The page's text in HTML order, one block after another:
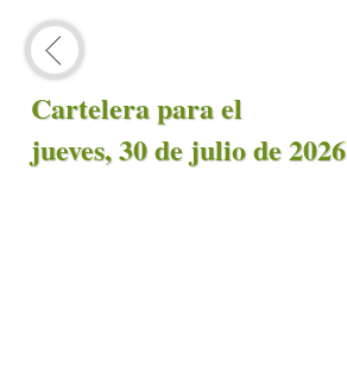
Cartelera para el
jueves, 30 de julio de 2026